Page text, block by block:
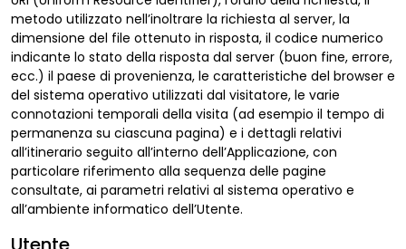
metodo utilizzato nell’inoltrare la richiesta al server, la
dimensione del file ottenuto in risposta, il codice numerico
indicante lo stato della risposta dal server (buon fine, errore,
ecc.) il paese di provenienza, le caratteristiche del browser e
del sistema operativo utilizzati dal visitatore, le varie
connotazioni temporali della visita (ad esempio il tempo di
permanenza su ciascuna pagina) e i dettagli relativi
all’itinerario seguito all’interno dell’Applicazione, con
particolare riferimento alla sequenza delle pagine
consultate, ai parametri relativi al sistema operativo e
all’ambiente informatico dell’Utente.